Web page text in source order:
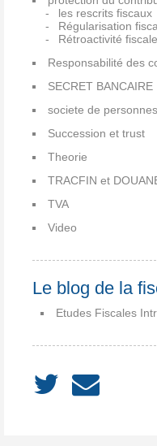
les rescrits fiscaux
Régularisation
Rétroactivité fiscale
Responsabilité des
SECRET BANCAIRE
societe de personnes
Succession et trust
Theorie
TRACFIN et
TVA
Video
Le blog de la
Etudes Fiscales